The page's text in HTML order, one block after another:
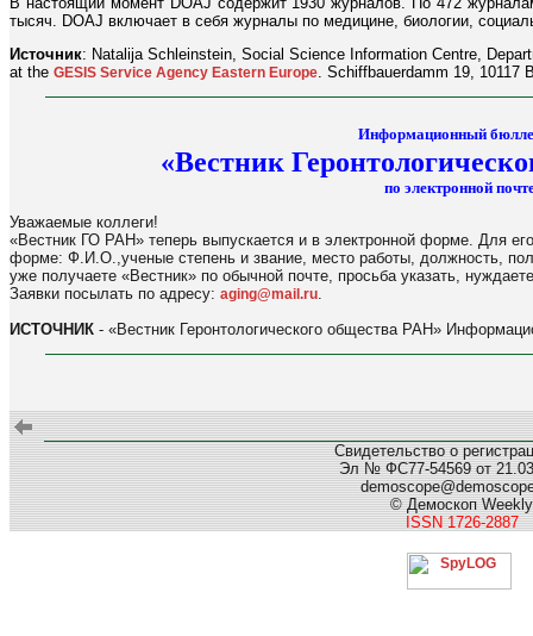
тысяч. DOAJ включает в себя журналы по медицине, биологии,
Источник: Natalija Schleinstein, Social Science Information Centre,
at the GESIS Service Agency Eastern Europe. Schiffbauerdamm 19, 10117
Информационный
«Вестник
по электронной
Уважаемые коллеги!
«Вестник ГО РАН» теперь выпускается и в электронной форме. Для
форме: Ф.И.О.,ученые степень и звание, место работы, должность,
уже получаете «Вестник» по обычной почте, просьба указать,
Заявки посылать по адресу: aging@mail.ru.
ИСТОЧНИК - «Вестник Геронтологического общества РАН»
Свидетельство о
Эл № ФС77-54569 от
© Демоскоп Weekly
ISSN 1726-2887